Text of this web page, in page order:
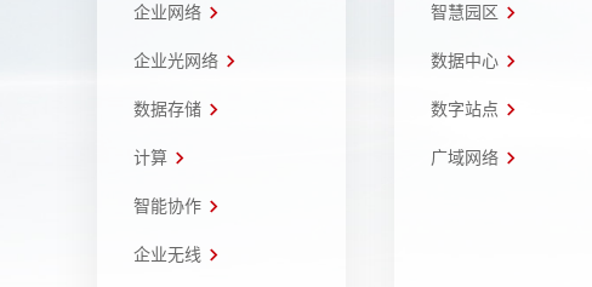
企业网络
企业光网络
数据存储
计算
智能协作
企业无线
智慧园区
数据中心
数字站点
广域网络